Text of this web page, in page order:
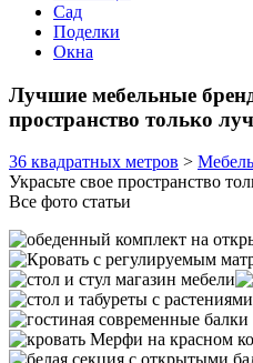
Сад
Поделки
Окна
Лучшие мебельные
пространство только
36 квадратных метров > Мебель
Украсьте свое пространство
Все фото статьи